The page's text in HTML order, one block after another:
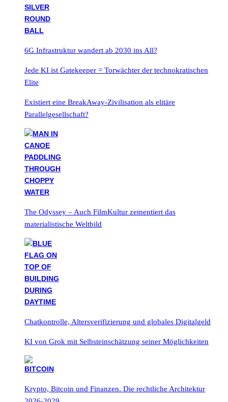
6G Infrastruktur wandert ab 2030 ins All?
Jede KI ist Gatekeeper = Torwächter der technokratischen
Elite
Existiert eine BreakAway-Zivilisation als elitäre
Parallelgesellschaft?
The Odyssey – Auch FilmKultur zementiert das
materialistische Weltbild
Chatkontrolle, Altersverifizierung und globales Digitalgeld
KI von Grok mit Selbsteinschätzung seiner Möglichkeiten
Krypto, Bitcoin und Finanzen. Die rechtliche Architektur